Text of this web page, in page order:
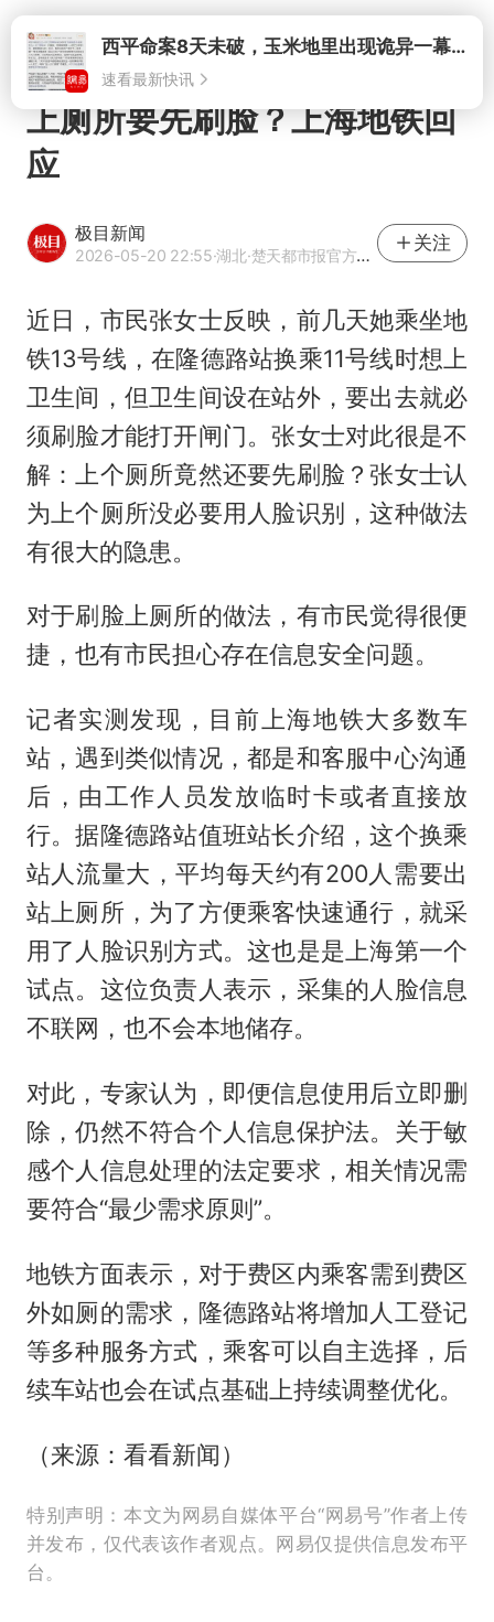
打开西平命案8天未破，玉米地里出现诡异一幕，我突然想起了欧金中
速看最新快讯
上厕所要先刷脸？上海地铁回
应
极目新闻
2026-05-20 22:55·湖北·楚天都市报官方网易号
关注
近日，市民张女士反映，前几天她乘坐地
铁13号线，在隆德路站换乘11号线时想上
卫生间，但卫生间设在站外，要出去就必
须刷脸才能打开闸门。张女士对此很是不
解：上个厕所竟然还要先刷脸？张女士认
为上个厕所没必要用人脸识别，这种做法
有很大的隐患。
对于刷脸上厕所的做法，有市民觉得很便
捷，也有市民担心存在信息安全问题。
记者实测发现，目前上海地铁大多数车
站，遇到类似情况，都是和客服中心沟通
后，由工作人员发放临时卡或者直接放
行。据隆德路站值班站长介绍，这个换乘
站人流量大，平均每天约有200人需要出
站上厕所，为了方便乘客快速通行，就采
用了人脸识别方式。这也是是上海第一个
试点。这位负责人表示，采集的人脸信息
不联网，也不会本地储存。
对此，专家认为，即便信息使用后立即删
除，仍然不符合个人信息保护法。关于敏
感个人信息处理的法定要求，相关情况需
要符合“最少需求原则”。
地铁方面表示，对于费区内乘客需到费区
外如厕的需求，隆德路站将增加人工登记
等多种服务方式，乘客可以自主选择，后
续车站也会在试点基础上持续调整优化。
（来源：看看新闻）
特别声明：本文为网易自媒体平台“网易号”作者上传
并发布，仅代表该作者观点。网易仅提供信息发布平
台。